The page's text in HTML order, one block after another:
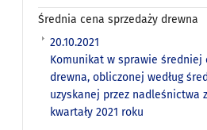
Średnia cena sprzedaży drewna
20.10.2021
Komunikat w sprawie średniej
drewna, obliczonej według
uzyskanej przez nadleśnictwa
kwartały 2021 roku